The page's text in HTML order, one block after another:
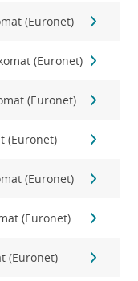
(Euronet)
(Euronet)
(Euronet)
(Euronet)
(Euronet)
(Euronet)
(Euronet)